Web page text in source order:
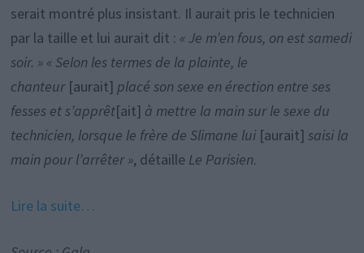
serait montré plus insistant. Il aurait pris le technicien
par la taille et lui aurait dit : « Je m’en fous, on est samedi
soir. » « Selon les termes de la plainte, le
chanteur [aurait] placé son sexe en érection entre ses
fesses et s’apprêt[ait] à mettre la main sur le sexe du
technicien, lorsque le frère de Slimane lui [aurait] saisi la
main pour l’arrêter », détaille Le Parisien.
Lire la suite…